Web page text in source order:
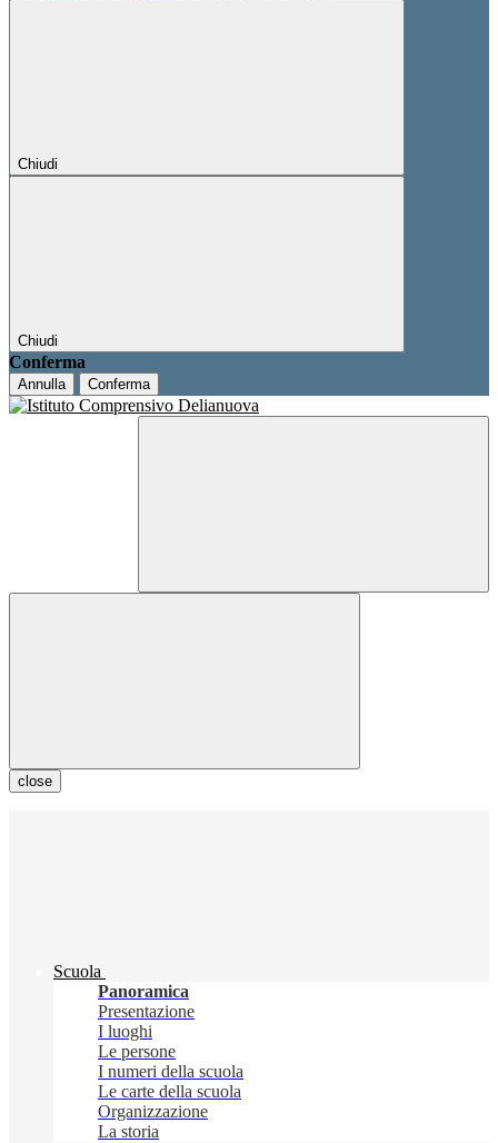
Chiudi
Chiudi
Conferma
Annulla Conferma
close
Scuola
Panoramica
Presentazione
I luoghi
Le persone
I numeri della scuola
Le carte della scuola
Organizzazione
La storia